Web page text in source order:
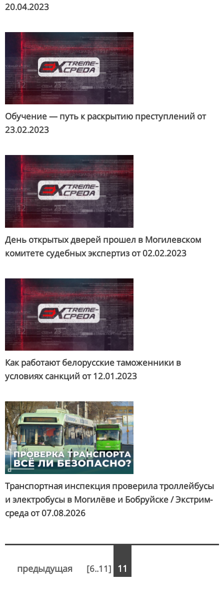
20.04.2023
Обучение — путь к раскрытию преступлений от
23.02.2023
День открытых дверей прошел в Могилевском
комитете судебных экспертиз от02.02.2023
Как работают белорусские таможенники в
условиях санкций от12.01.2023
Транспортная инспекция проверила троллейбусы
и электробусы в Могилёве и Бобруйске / Экстрим-
среда от07.08.2026
предыдущая [6..11] 11